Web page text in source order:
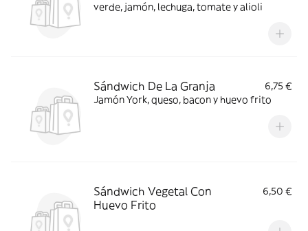
verde, jamón, lechuga, tomate y alioli
Sándwich De La Granja
6,75 €
Jamón York, queso, bacon y huevo frito
Sándwich Vegetal Con
Huevo Frito
6,50 €